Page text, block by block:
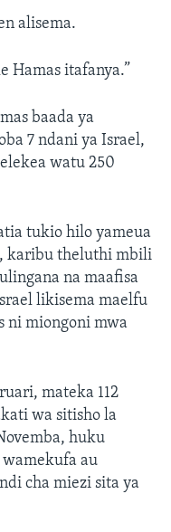
alisema.
Hamas itafanya.”
baada ya
7 ndani ya Israel,
watu 250
tukio hilo yameua
karibu theluthi mbili
na maafisa
likisema maelfu
ni miongoni mwa
mateka 112
wa sitisho la
huku
au
cha miezi sita ya